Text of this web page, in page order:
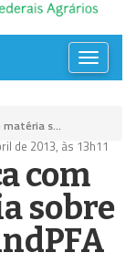
Toggle
s...
de 2013, às 13h11
com
sobre